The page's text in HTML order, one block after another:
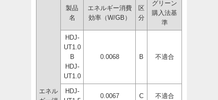
エネル
製品
名
エネルギー消費
効率（W/GB）
区
分
グリーン
購入法基
準
HDJ-
UT1.0
B
HDJ-
UT1.0
0.0068 B 不適合
HDJ-
0.0067 C 不適合